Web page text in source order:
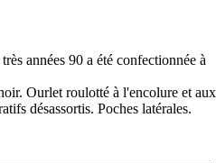
années 90 a été confectionnée à
Ourlet roulotté à l'encolure et aux
désassortis. Poches latérales.